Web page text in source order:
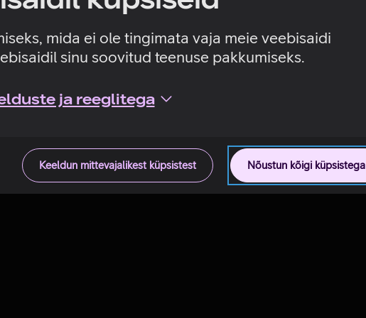
mida ei ole tingimata vaja meie veebisaidi
sinu soovitud teenuse pakkumiseks.
ja reeglitega
Nõustun kõigi küpsistega
Keeldun mittevajalikest küpsistest